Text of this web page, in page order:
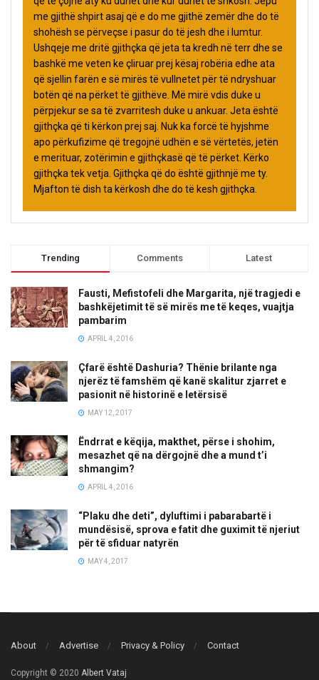
me gjithë shpirt asaj që e do me gjithë zemër dhe do të
shohësh se përveçse i pasur do të jesh dhe i lumtur.
Ushqeje me dritë gjithçka që jeta ta kredh në terr dhe se
bashkë me veten ke çliruar prej kësaj robëria edhe ata
që sjellin farën e së mirës të vullnetet për të ndryshuar
botën që na përket të gjithëve. Më mirë vdis duke u
përpjekur se sa të zvarritesh duke u ankuar. Jeta është
gjithçka që ti kërkon prej saj. Nuk ka forcë të hyjshme
apo përkufizime që tregojnë udhën e së vërtetës, jetën
e merituar, zotërimin e gjithçkasë që të përket. Kërko
gjithçka tek vetja. Gjithçka që do është gjithnjë me ty.
Mjafton të dish ta kërkosh dhe do të kesh gjithçka.
Trending Comments Latest
Fausti, Mefistofeli dhe Margarita, një tragjedi e
bashkëjetimit të së mirës me të keqes, vuajtja
pambarim
APRIL 4, 2016
Çfarë është Dashuria? Thënie brilante nga
njerëz të famshëm që kanë skalitur zjarret e
pasionit në historinë e letërsisë
MAY 12, 2017
Ëndrrat e këqija, makthet, përse i shohim,
mesazhet që na dërgojnë dhe a mund t’i
shmangim?
APRIL 4, 2016
“Plaku dhe deti”, dyluftimi i pabarabartë i
mundësisë, sprova e fatit dhe guximit të njeriut
për të sfiduar natyrën
MAY 4, 2017
About Advertise Privacy & Policy Contact
Copyright © 2020 Albert Vataj